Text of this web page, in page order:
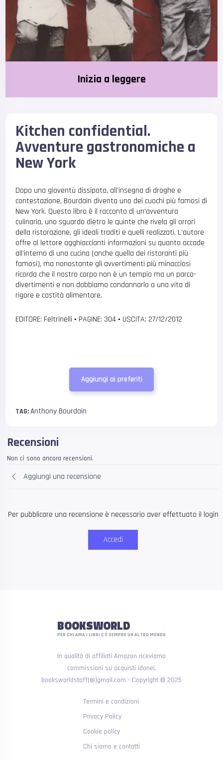
Inizia a leggere
Kitchen confidential.
Avventure gastronomiche a
New York
Dopo una gioventù dissipata, all’insegna di droghe e
contestazione, Bourdain diventa uno dei cuochi più famosi di
New York. Questo libro è il racconto di un’avventura
culinaria, uno sguardo dietro le quinte che rivela gli orrori
della ristorazione, gli ideali traditi e quelli realizzati. L’autore
offre al lettore agghiaccianti informazioni su quanto accade
all’interno di una cucina (anche quella dei ristoranti più
famosi), ma nonostante gli avvertimenti più minacciosi
ricorda che il nostro corpo non è un tempio ma un parco-
divertimenti e non dobbiamo condannarlo a una vita di
rigore e castità alimentare.
EDITORE: Feltrinelli • PAGINE: 304 • USCITA: 27/12/2012
Aggiungi ai preferiti
TAG:Anthony Bourdain
Recensioni
Non ci sono ancora recensioni.
Aggiungi una recensione
Per pubblicare una recensione è necessario aver effettuato il login
Accedi
BOOKSWORLD
PER CHI AMA I LIBRI C'È SEMPRE UN ALTRO MONDO
In qualità di affiliati Amazon riceviamo
commissioni su acquisti idonei.
booksworldstaff[@]gmail.com - Copyright © 2025
Termini e condizioni
Privacy Policy
Cookie policy
Chi siamo e contatti